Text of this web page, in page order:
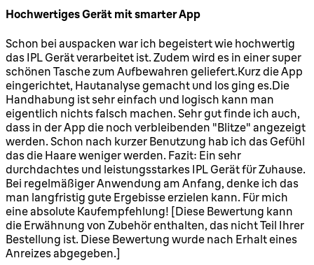
Hochwertiges Gerät mit smarter App
5 Sterne von maximal 5
Schon bei auspacken war ich begeistert wie hochwertig
das IPL Gerät verarbeitet ist. Zudem wird es in einer super
schönen Tasche zum Aufbewahren geliefert.Kurz die App
eingerichtet, Hautanalyse gemacht und los ging es.Die
Handhabung ist sehr einfach und logisch kann man
eigentlich nichts falsch machen. Sehr gut finde ich auch,
dass in der App die noch verbleibenden "Blitze" angezeigt
werden. Schon nach kurzer Benutzung hab ich das Gefühl
das die Haare weniger werden. Fazit: Ein sehr
durchdachtes und leistungsstarkes IPL Gerät für Zuhause.
Bei regelmäßiger Anwendung am Anfang, denke ich das
man langfristig gute Ergebisse erzielen kann. Für mich
eine absolute Kaufempfehlung! [Diese Bewertung kann
die Erwähnung von Zubehör enthalten, das nicht Teil Ihrer
Bestellung ist. Diese Bewertung wurde nach Erhalt eines
Anreizes abgegeben.]